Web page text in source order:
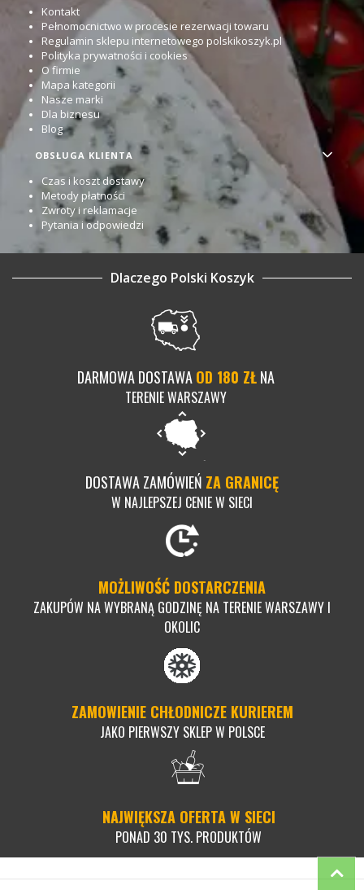
Kontakt
Pełnomocnictwo w procesie rezerwacji towaru
Regulamin sklepu internetowego polskikoszyk.pl
Polityka prywatności i cookies
O firmie
Mapa kategorii
Nasze marki
Dla biznesu
Blog
OBSŁUGA KLIENTA
Czas i koszt dostawy
Metody płatności
Zwroty i reklamacje
Pytania i odpowiedzi
Dlaczego Polski Koszyk
DARMOWA DOSTAWAOD 180 ZŁNA
TERENIE WARSZAWY
DOSTAWA ZAMÓWIEŃ ZA GRANICĘ
W NAJLEPSZEJ CENIE W SIECI
MOŻLIWOŚĆ DOSTARCZENIA
ZAKUPÓW NA WYBRANĄ GODZINĘ NA TERENIE WARSZAWY I
OKOLIC
ZAMOWIENIE CHŁODNICZE KURIEREM
JAKO PIERWSZY SKLEP W POLSCE
NAJWIĘKSZA OFERTA W SIECI
PONAD 30 TYS. PRODUKTÓW